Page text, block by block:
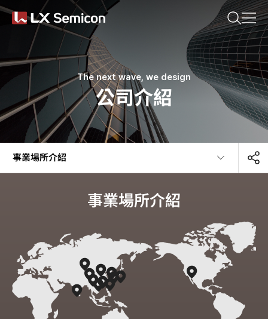
KRENCN(简体)CN(繁體)
Company
Products
Sustainability
請搜尋想要了解的內容。
推薦關鍵詞
#DDI
最近搜尋的關鍵詞
The next wave, we design
公司介紹
事業場所介紹​
事業場所介紹